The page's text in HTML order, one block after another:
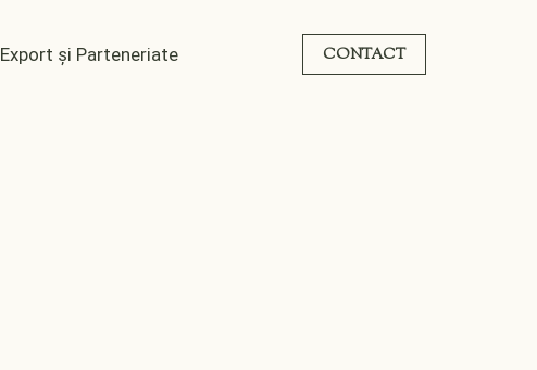
Export și Parteneriate CONTACT